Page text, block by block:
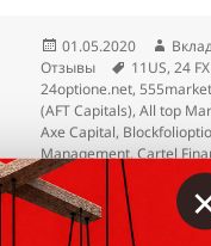
Опубликовано
01.05.2020
Отзывы
Метки
11US,24
24optione.net,
(AFT Capitals),All top
Axe Capital,
Management,Cartel
Conventus Group
eXcentral
FGmarkets
FOG Investment
World Standards